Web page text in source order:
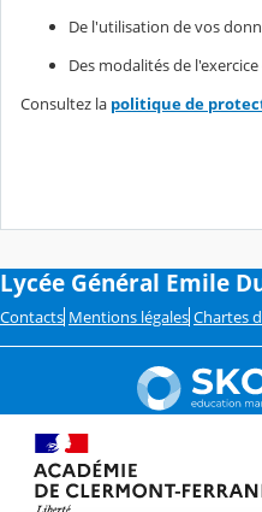
De l'utilisation de vos
Des modalités de
Consultez la politique de
Lycée Général Emile
Contacts Mentions légales Chartes